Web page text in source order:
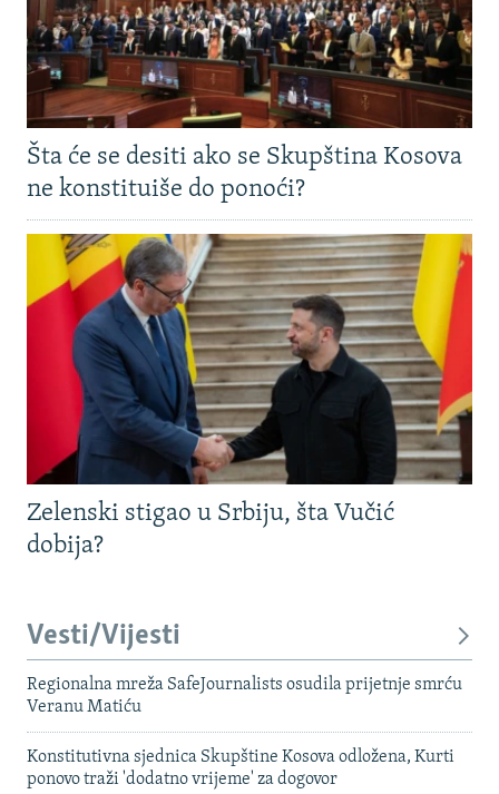
Šta će se desiti ako se Skupština Kosova
ne konstituiše do ponoći?
Zelenski stigao u Srbiju, šta Vučić
dobija?
Vesti/Vijesti
Regionalna mreža SafeJournalists osudila prijetnje smrću
Veranu Matiću
Konstitutivna sjednica Skupštine Kosova odložena, Kurti
ponovo traži 'dodatno vrijeme' za dogovor